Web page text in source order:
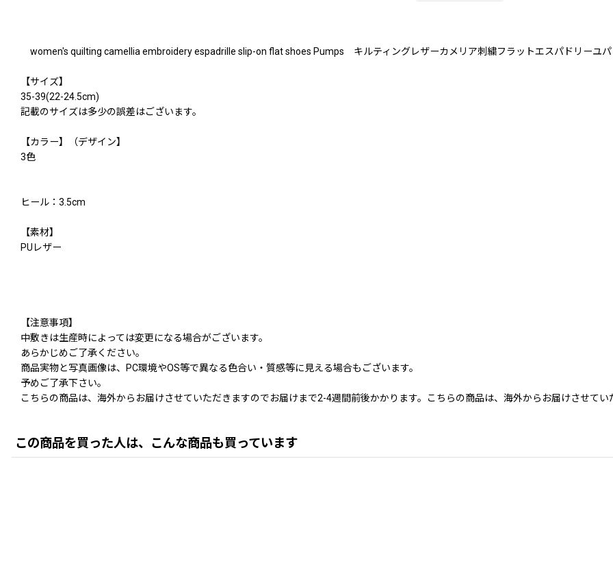
women's quilting camellia embroidery espadrille slip-on flat shoes Pumps キルティングレザーカメリア刺繍フラットエスパドリーユ
【サイズ】
35-39(22-24.5cm)
記載のサイズは多少の誤差はございます。
【カラー】（デザイン】
3色
ヒール：3.5cm
【素材】
PUレザー
【注意事項】
中敷きは生産時によっては変更になる場合がございます。
あらかじめご了承ください。
商品実物と写真画像は、PC環境やOS等で異なる色合い・質感等に見える場合もございます。
予めご了承下さい。
こちらの商品は、海外からお届けさせていただきますのでお届けまで2-4週間前後かかります。こちらの商品は、海外からお届けさせてい
この商品を買った人は、こんな商品も買っています